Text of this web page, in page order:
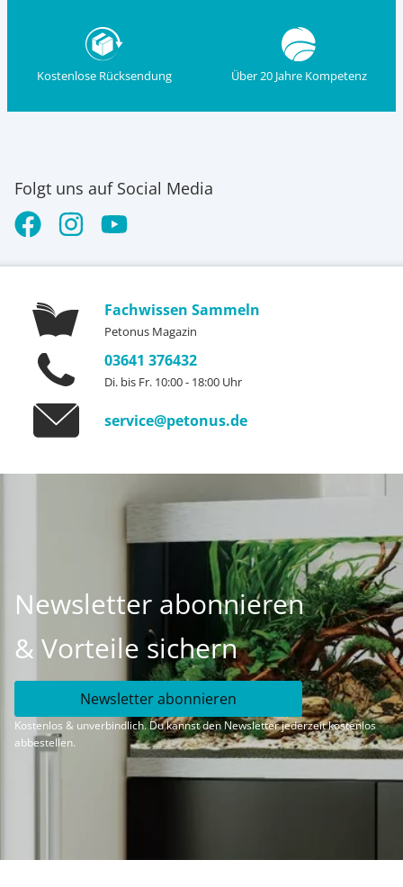
Kostenlose Rücksendung Über 20 Jahre Kompetenz
Folgt uns auf Social Media
Fachwissen Sammeln
Petonus Magazin
03641 376432
Di. bis Fr. 10:00 - 18:00 Uhr
service@petonus.de
Newsletter abonnieren
& Vorteile sichern
Newsletter abonnieren
Kostenlos & unverbindlich. Du kannst den Newsletter jederzeit kostenlos
abbestellen.